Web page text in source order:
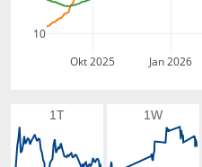
Okt 2025 Jan 2026
10
1T 1W